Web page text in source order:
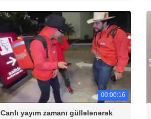
00:00:16
Canlı yayım zamanı güllələnərək